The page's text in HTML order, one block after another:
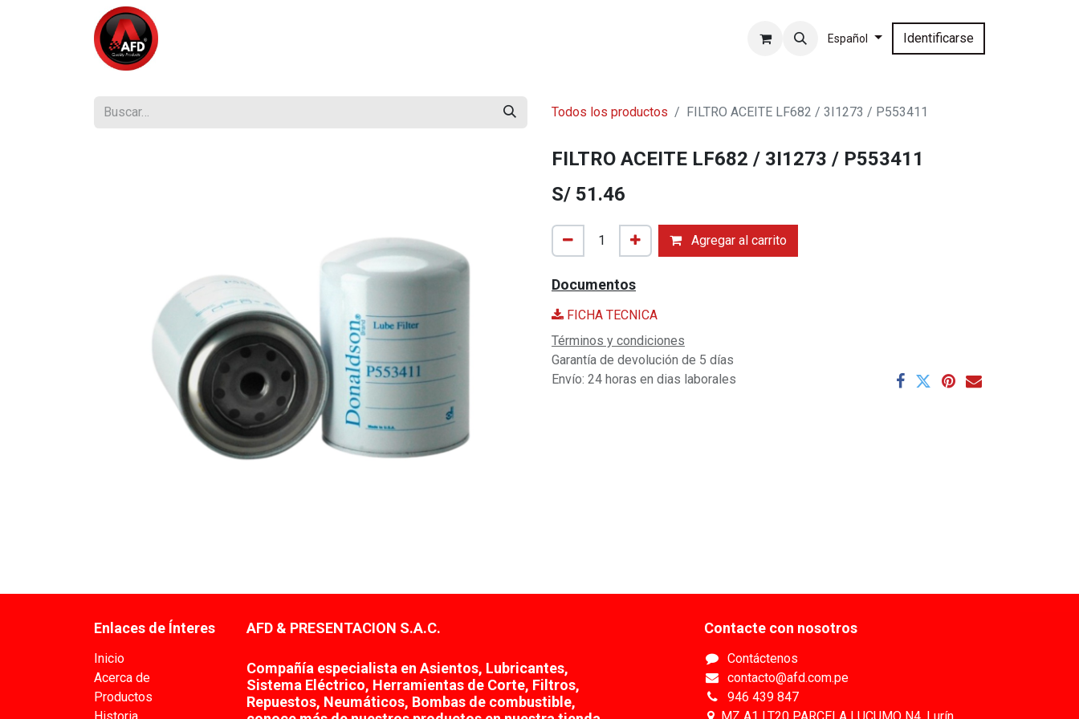
Español Identificarse
Todos los productos FILTRO ACEITE LF682 / 3I1273 / P553411
FILTRO ACEITE LF682 / 3I1273 / P553411
S/ 51.46
Agregar al carrito
Documentos
FICHA TECNICA
Términos y condiciones
Garantía de devolución de 5 días
Envío: 24 horas en dias laborales
Enlaces de Ínteres
Inicio
Acerca de
Productos
AFD & PRESENTACION S.A.C.
Compañía especialista en Asientos, Lubricantes,
Sistema Eléctrico, Herramientas de Corte, Filtros,
Repuestos, Neumáticos, Bombas de combustible,
Contacte con nosotros
Contáctenos
contacto@afd.com.pe
946 439 847